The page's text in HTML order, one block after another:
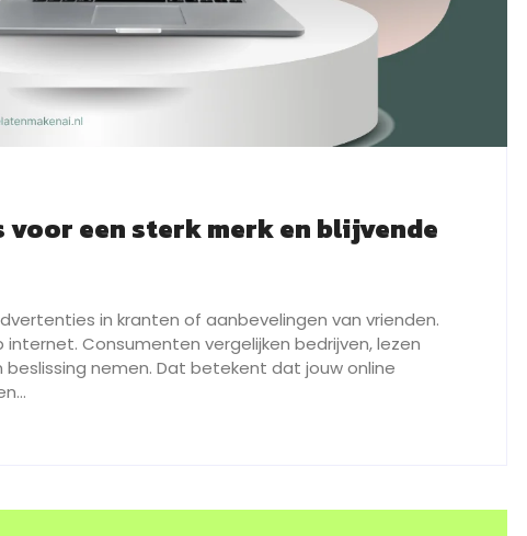
voor een sterk merk en blijvende
in kranten of aanbevelingen van vrienden.
Consumenten vergelijken bedrijven, lezen
nemen. Dat betekent dat jouw online